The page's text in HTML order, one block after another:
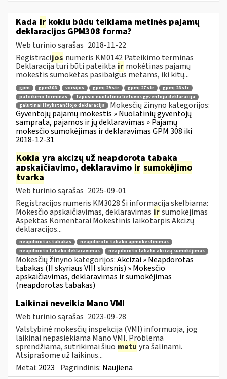
Kada ir kokiu būdu teikiama metinės pajamų
deklaracijos GPM308 forma?
Web turinio sąrašas 2018-11-22
Registracijos numeris KM0142 Pateikimo terminas
Deklaracija turi būti pateikta ir mokėtinas pajamų
mokestis sumokėtas pasibaigus metams, iki kitų...
gpm gpm308 versijos gpmį 29 str gpmį 27 str
gpmį 28 str
pateikimo terminas
tapusio nuolatiniu lietuvos gyventoju deklaracija
galutinai išvykstančiojo deklaracija
Mokesčių žinyno kategorijos:
Gyventojų pajamų mokestis » Nuolatinių gyventojų
samprata, pajamos ir jų deklaravimas » Pajamų
mokesčio sumokėjimas ir deklaravimas GPM 308 iki
2018-12-31
Kokia yra akcizų už neapdorotą tabaką
apskaičiavimo, deklaravimo ir sumokėjimo
tvarka
Web turinio sąrašas 2025-09-01
Registracijos numeris KM3028 Ši informacija skelbiama:
Mokesčio apskaičiavimas, deklaravimas irsumokėjimas
Aspektas Komentarai Mokestinis laikotarpis Akcizų
deklaracijos...
neapdorotas tabakas
neapdoroto tabako apmokestinimas
neapdoroto tabako deklaravimas
neapdoroto tabako akcizų sumokėjimas
Mokesčių žinyno kategorijos:Akcizai » Neapdorotas
tabakas (II skyriaus VIII skirsnis) » Mokesčio
apskaičiavimas, deklaravimas ir sumokėjimas
(neapdorotas tabakas)
Laikinai neveikia Mano VMI
Web turinio sąrašas 2023-09-28
Valstybinė mokesčių inspekcija (VMI) informuoja, jog
laikinai nepasiekiama Mano VMI. Problema
sprendžiama, sutrikimai šiuo metu yra šalinami.
Atsiprašome už laikinus...
Metai: 2023 Pagrindinis: Naujiena